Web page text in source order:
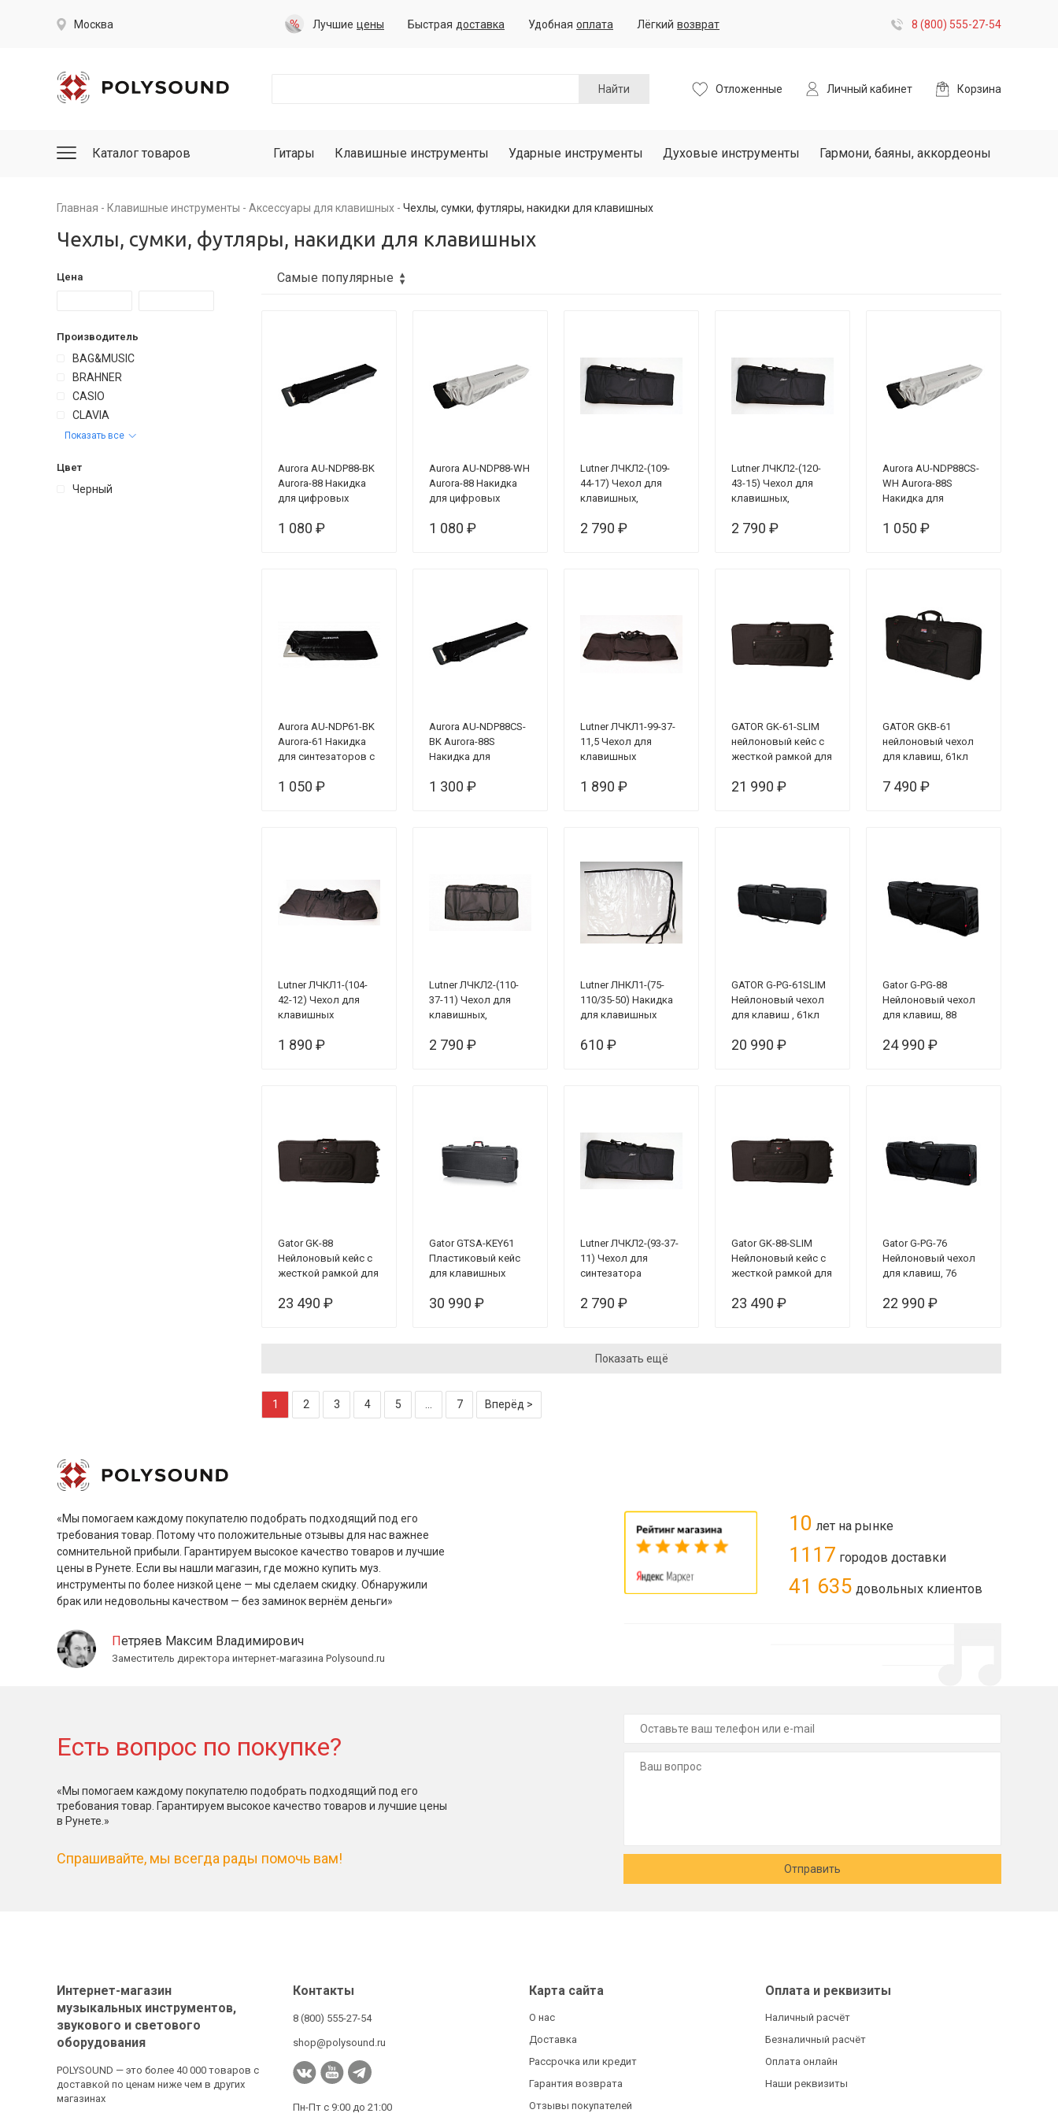
Москва Лучшие цены Быстрая доставка Удобная оплата Лёгкий возврат 8 (800) 555-27-54
Найти Отложенные Личный кабинет Корзина
Каталог товаров Гитары Клавишные инструменты Ударные инструменты Духовые инструменты Гармони, баяны, аккордеоны
Главная Клавишные инструменты Аксессуары для клавишных Чехлы, сумки, футляры, накидки для клавишных
Чехлы, сумки, футляры, накидки для клавишных
Цена
Производитель
BAG&MUSIC
BRAHNER
CASIO
CLAVIA
Показать все
Цвет
Черный
Aurora AU-NDP88-BK
Aurora-88 Накидка
для цифровых
универсальная,
1 080 ₽
Aurora AU-NDP88-WH
Aurora-88 Накидка
для цифровых
универсальная,
1 080 ₽
Lutner ЛЧКЛ2-(109-
44-17) Чехол для
клавишных,
2 790 ₽
Lutner ЛЧКЛ2-(120-
43-15) Чехол для
клавишных,
2 790 ₽
Aurora AU-NDP88CS-
WH Aurora-88S
Накидка для
фортепиано Casio
1 050 ₽
Aurora AU-NDP61-BK
Aurora-61 Накидка
для синтезаторов с
универсальная,
1 050 ₽
Aurora AU-NDP88CS-
BK Aurora-88S
Накидка для
фортепиано Casio
1 300 ₽
Lutner ЛЧКЛ1-99-37-
11,5 Чехол для
клавишных
1 890 ₽
GATOR GK-61-SLIM
нейлоновый кейс с
жесткой рамкой для
61клавиша, с
21 990 ₽
GATOR GKB-61
нейлоновый чехол
для клавиш, 61кл
7 490 ₽
Lutner ЛЧКЛ1-(104-
42-12) Чехол для
клавишных
1 890 ₽
Lutner ЛЧКЛ2-(110-
37-11) Чехол для
клавишных,
2 790 ₽
Lutner ЛНКЛ1-(75-
110/35-50) Накидка
для клавишных
610 ₽
GATOR G-PG-61SLIM
Нейлоновый чехол
для клавиш , 61кл
20 990 ₽
Gator G-PG-88
Нейлоновый чехол
для клавиш, 88
24 990 ₽
Gator GK-88
Нейлоновый кейс с
жесткой рамкой для
с колесами
23 490 ₽
Gator GTSA-KEY61
Пластиковый кейс
для клавишных
клавиша)
30 990 ₽
Lutner ЛЧКЛ2-(93-37-
11) Чехол для
синтезатора
2 790 ₽
Gator GK-88-SLIM
Нейлоновый кейс с
жесткой рамкой для
клавиш, с колесами
23 490 ₽
Gator G-PG-76
Нейлоновый чехол
для клавиш, 76
22 990 ₽
Показать ещё
1 2 3 4 5 7 Вперёд >
«Мы помогаем каждому покупателю подобрать подходящий под его
требования товар. Потому что положительные отзывы для нас важнее
сомнительной прибыли. Гарантируем высокое качество товаров и лучшие
цены в Рунете. Если вы нашли магазин, где можно купить муз.
инструменты по более низкой цене — мы сделаем скидку. Обнаружили
брак или недовольны качеством — без заминок вернём деньги»
Петряев Максим Владимирович
Заместитель директора интернет-магазина Polysound.ru
10 лет на рынке
1117 городов доставки
41 635 довольных клиентов
Есть вопрос по покупке?
«Мы помогаем каждому покупателю подобрать подходящий под его
требования товар. Гарантируем высокое качество товаров и лучшие цены
в Рунете.»
Спрашивайте, мы всегда рады помочь вам!
Отправить
Интернет-магазин
музыкальных инструментов,
звукового и светового
оборудования
POLYSOUND — это более 40 000 товаров с
доставкой по ценам ниже чем в других
магазинах
Контакты
8 (800) 555-27-54
shop@polysound.ru
Пн-Пт с 9:00 до 21:00
Карта сайта
О нас
Доставка
Рассрочка или кредит
Гарантия возврата
Отзывы покупателей
Оплата и реквизиты
Наличный расчёт
Безналичный расчёт
Оплата онлайн
Наши реквизиты